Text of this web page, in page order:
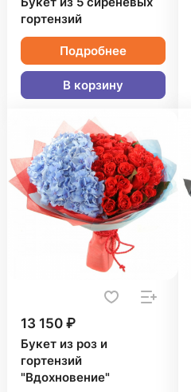
гортензий
Подробнее
В корзину
13 150 ₽
Букет из роз и
гортензий
"Вдохновение"